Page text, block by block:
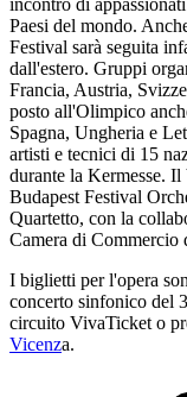
incontro di
Paesi del mondo.
Festival sarà seguita
dall'estero. Gruppi
Francia, Austria,
posto all'Olimpico
Spagna, Ungheria e
artisti e tecnici di 15
durante la Kermesse.
Budapest Festival
Quartetto, con la
Camera di Commercio
I biglietti per l'opera
concerto sinfonico del
circuito VivaTicket o
Vicenza.